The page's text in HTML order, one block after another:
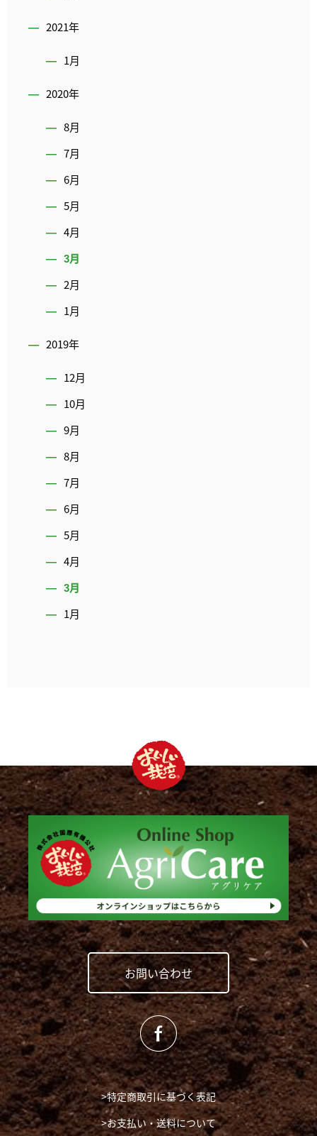
2021年
1月
2020年
8月
7月
6月
5月
4月
3月
2月
1月
2019年
12月
10月
9月
8月
7月
6月
5月
4月
3月
1月
お問い合わせ
>特定商取引に基づく表記
>お支払い・送料について